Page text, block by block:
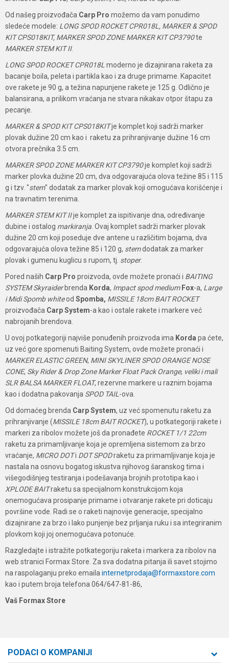
Od našeg proizvođača Carp Pro možemo da vam ponudimo
sledeće modele: LONG SPOD ROCKET CPR018L, MARKER & SPOD
KIT CPS018KIT, MARKER SPOD ZONE MARKER KIT CP3790te
MARKER STEM KIT II.
LONG SPOD ROCKET CPR018L moderno je dizajnirana raketa za
bacanje boila, peleta i partikla kao i za druge primame. Kapacitet
ove rakete je 90 g, a težina napunjene rakete je 125 g. Odlično je
balansirana, a prilikom vraćanja ne stvara nikakav otpor štapu za
pecanje.
MARKER & SPOD KIT CPS018KITje komplet koji sadrži marker
plovak dužine 20 cm kao i raketu za prihranjivanje dužine 16 cm
otvora prečnika 3.5 cm.
MARKER SPOD ZONE MARKER KIT CP3790je komplet koji sadrži
marker plovka dužine 20 cm, dva odgovarajuća olova težine 85 i 115
g i tzv. "stem" dodatak za marker plovak koji omogućava korišćenje i
na travnatim terenima.
MARKER STEM KIT IIje komplet za ispitivanje dna, određivanje
dubine i ostalog markiranja . Ovaj komplet sadrži marker plovak
dužine 20 cm koji poseduje dve antene u različitim bojama, dva
odgovarajuća olova težine 85 i 120 g, stemdodatak za marker
plovak i gumenu kuglicu s rupom, tj. stoper.
Pored naših Carp Pro proizvoda, ovde možete pronaći i BAITING
SYSTEM Skyraiderbrenda Korda, Impact spod medium Fox-a, Large
i Midi Spomb whiteod Spomba, MISSILE 18cm BAIT ROCKET
proizvođača Carp System-a kao i ostale rakete i markere već
nabrojanih brendova.
U ovoj potkategoriji najviše ponuđenih proizvoda ima Korda pa ćete,
uz već gore spomenuti Baiting System, ovde možete pronaći i
MARKER ELASTIC GREEN, MINI SKYLINER SPOD ORANGE NOSE
CONE, Sky Rider & Drop Zone Marker Float Pack Orange, veliki i mali
SLR BALSA MARKER FLOAT, rezervne markere u raznim bojama
kao i dodatna pakovanja SPOD TAIL -ova.
Od domaćeg brenda Carp System, uz već spomenutu raketu za
prihranjivanje (MISSILE 18cm BAIT ROCKET), u potkategoriji rakete i
markeri za ribolov možete još da pronađete ROCKET 1/1 22cm
raketu za primamljivanje koja je opremljena sistemom za brzo
vraćanje, MICRO DOTi DOT SPODraketu za primamljivanje koja je
nastala na osnovu bogatog iskustva njihovog šaranskog tima i
višegodišnjeg testiranja i podešavanja brojnih prototipa kao i
XPLODE BAITraketu sa specijalnom konstrukcijom koja
onemogućava prosipanje primame i otvaranje rakete pri doticaju
površine vode. Radi se o raketi najnovije generacije, specijalno
dizajnirane za brzo i lako punjenje bez prljanja ruku i sa integriranim
plovkom koji joj onemogućava potonuće.
Razgledajte i istražite potkategoriju raketa i markera za ribolov na
web stranici Formax Store. Za sva dodatna pitanja ili savet stojimo
na raspolaganju preko emaila internetprodaja@formaxstore.com
kao i putem broja telefona 064/647-81-86,
Vaš Formax Store
PODACI O KOMPANIJI